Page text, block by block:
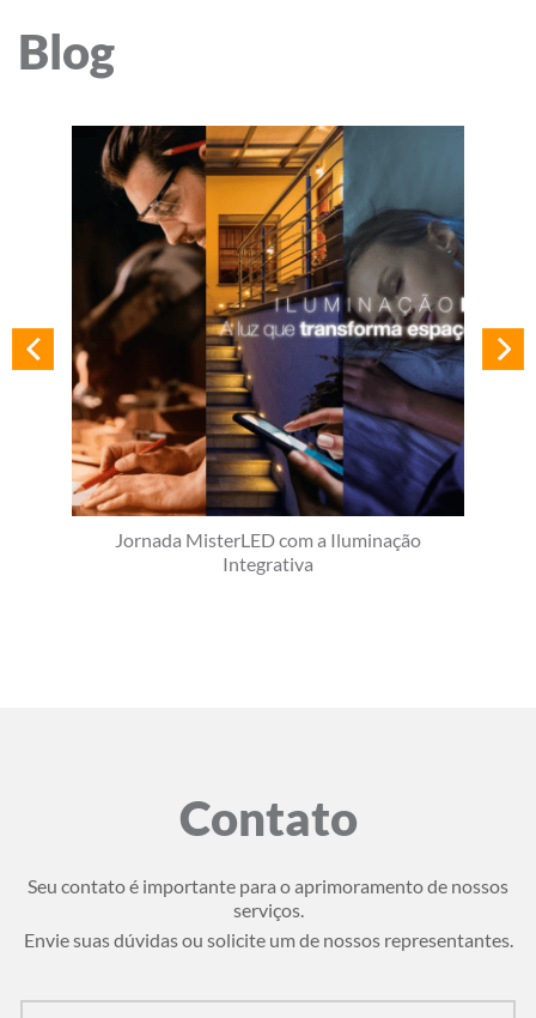
Blog
Jornada MisterLED com a Iluminação
Integrativa
Contato
Seu contato é importante para o aprimoramento de nossos
serviços.
Envie suas dúvidas ou solicite um de nossos representantes.